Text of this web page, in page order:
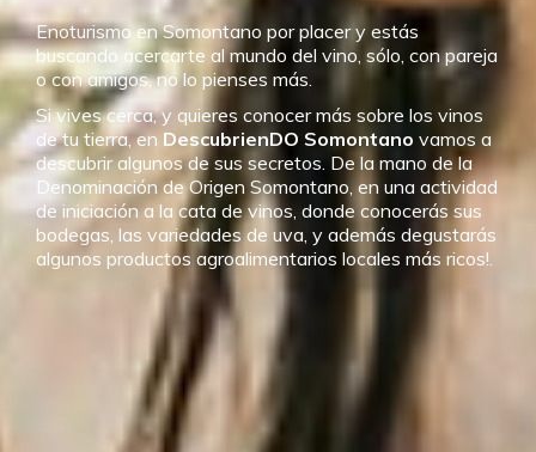
Enoturismo en Somontano por placer y estás
buscando acercarte al mundo del vino, sólo, con pareja
o con amigos, no lo pienses más.
Si vives cerca, y quieres conocer más sobre los vinos
de tu tierra, en DescubrienDO Somontano vamos a
descubrir algunos de sus secretos. De la mano de la
Denominación de Origen Somontano, en una actividad
de iniciación a la cata de vinos, donde conocerás sus
bodegas, las variedades de uva, y además degustarás
algunos productos agroalimentarios locales más ricos!.